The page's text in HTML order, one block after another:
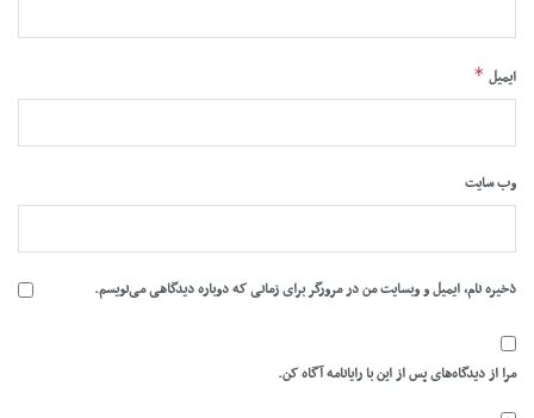
ایمیل *
وب‌ سایت
ذخیره نام، ایمیل و وبسایت من در مرورگر برای زمانی که دوباره دیدگاهی می‌نویسم.
مرا از دیدگاه‌های پس از این با رایانامه آگاه کن.